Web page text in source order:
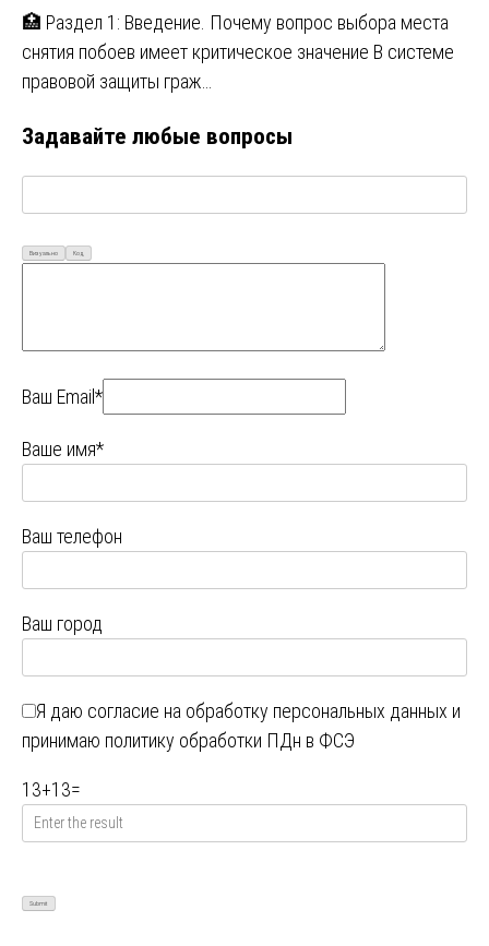
🏥 Раздел 1: Введение. Почему вопрос выбора места
снятия побоев имеет критическое значение В системе
правовой защиты граж…
Задавайте любые вопросы
Визуально Код
Ваш Email*
Ваше имя*
Ваш телефон
Ваш город
Я даю согласие на обработку персональных данных и
принимаю политику обработки ПДн в ФСЭ
13+13=